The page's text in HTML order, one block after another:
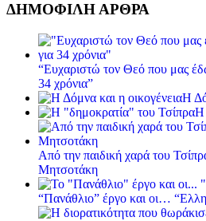
ΔΗΜΟΦΙΛΗ ΑΡΘΡΑ
“Ευχαριστώ τον Θεό που μας
34 χρόνια”
Η
Η
Από την παιδική χαρά του
Μητσοτάκη
“Πανάθλιο” έργο και οι…